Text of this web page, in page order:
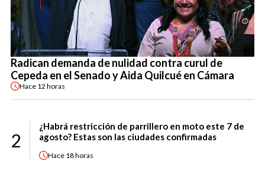
Radican demanda de nulidad contra curul de
Cepeda en el Senado y Aida Quilcué en Cámara
Hace 12 horas
2
¿Habrá restricción de parrillero en moto este 7 de
agosto? Estas son las ciudades confirmadas
Hace 18 horas